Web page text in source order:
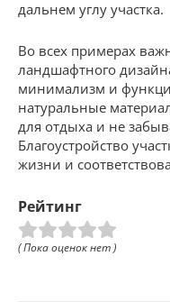
дальнем углу участка.
Во всех примерах
ландшафтного
минимализм и
натуральные
для отдыха и не
Благоустройство
жизни и
Рейтинг
( Пока оценок нет )